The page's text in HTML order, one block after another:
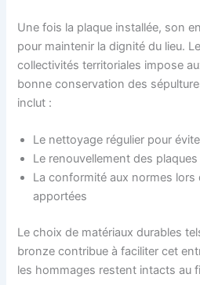
Une fois la plaque installée, son
pour maintenir la dignité du lieu.
collectivités territoriales impose
bonne conservation des
inclut :
Le nettoyage régulier pour
Le renouvellement des
La conformité aux normes
apportées
Le choix de matériaux durables
bronze contribue à faciliter cet
les hommages restent intacts au